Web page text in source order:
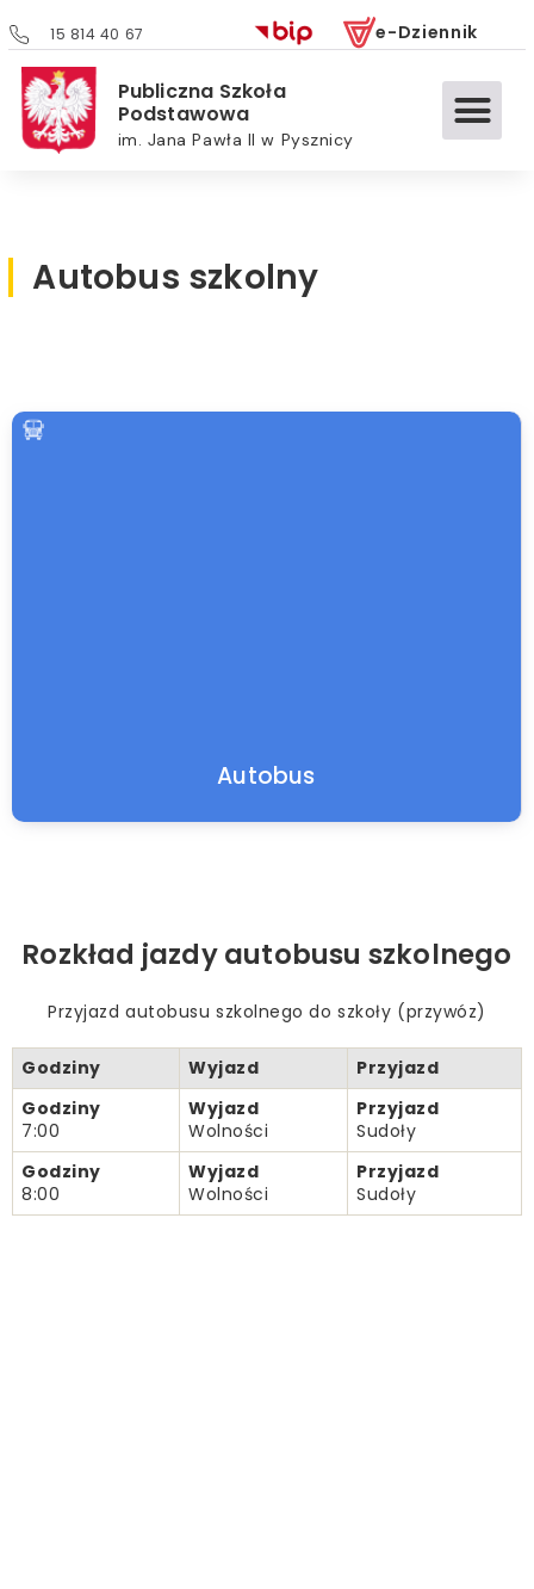
15 814 40 67 e-Dziennik
Publiczna Szkoła
Podstawowa
im. Jana Pawła II w Pysznicy
Autobus szkolny
Autobus
Rozkład jazdy autobusu szkolnego
Przyjazd autobusu szkolnego do szkoły (przywóz)
Godziny Wyjazd
Przyjazd
Godziny
7:00
Wyjazd
Wolności
Przyjazd
Sudoły
Godziny
8:00
Wyjazd
Wolności
Przyjazd
Sudoły